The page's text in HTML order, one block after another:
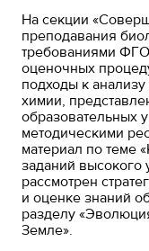
На секции
преподавания
требованиями
оценочных
подходы к
химии,
образовательных
методическими
материал по теме
заданий высокого
рассмотрен
и оценке знаний
разделу
Земле».